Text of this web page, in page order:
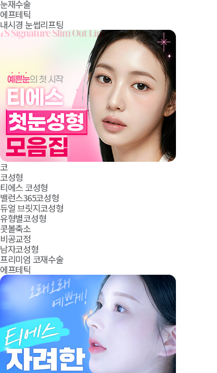
눈재수술
에프테틱
내시경 눈썹리프팅
코
코성형
티에스 코성형
밸런스365코성형
듀얼 브릿지코성형
유형별코성형
콧볼축소
비공교정
남자코성형
프리미엄 코재수술
에프테틱